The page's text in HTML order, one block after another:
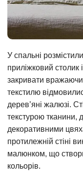
У спальні
приліжковий
закривати
текстилю
дерев’яні жалюзі.
текстурою тканини,
декоративними
протилежній стіні
малюнком, що
кольорів.